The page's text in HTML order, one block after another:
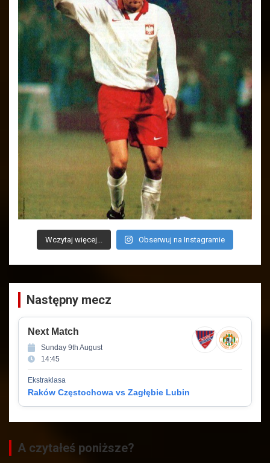
Wczytaj więcej... Obserwuj na Instagramie
Następny mecz
Next Match
Sunday 9th August
14:45
Ekstraklasa
Raków Częstochowa vs Zagłębie Lubin
A czytałeś poniższe?